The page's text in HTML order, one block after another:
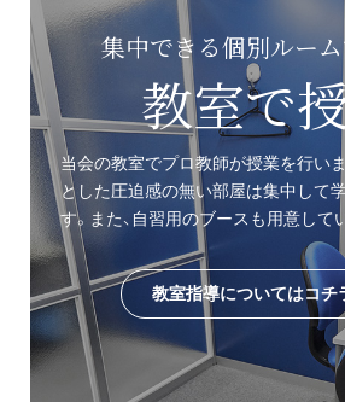
集中できる個別ルーム
教室で
当会の教室でプロ教師が授業を行い
とした圧迫感の無い部屋は集中して
す。また、自習用のブースも用意して
教室指導についてはコチ